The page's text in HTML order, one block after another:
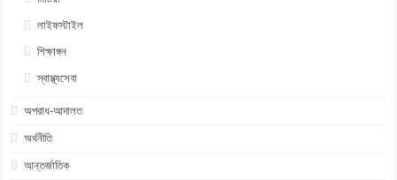
লাইফস্টাইল
শিক্ষাঙ্গন
স্বাস্থ্যসেবা
অপরাধ-আদালত
অর্থনীতি
আন্তর্জাতিক